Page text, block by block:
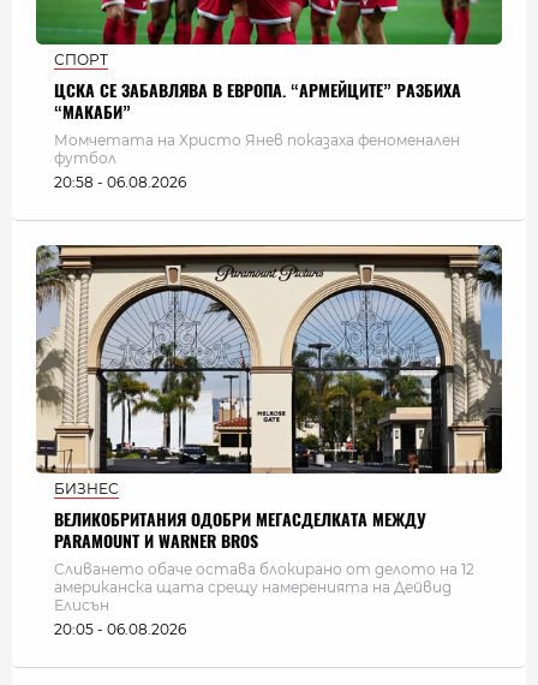
СПОРТ
ЦСКА СЕ ЗАБАВЛЯВА В ЕВРОПА. “АРМЕЙЦИТЕ” РАЗБИХА
“МАКАБИ”
Момчетата на Христо Янев показаха феноменален
футбол
20:58 - 06.08.2026
БИЗНЕС
ВЕЛИКОБРИТАНИЯ ОДОБРИ МЕГАСДЕЛКАТА МЕЖДУ
PARAMOUNT И WARNER BROS
Сливането обаче остава блокирано от делото на 12
американска щата срещу намеренията на Дейвид
Елисън
20:05 - 06.08.2026